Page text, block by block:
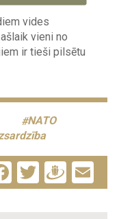
vides
vieni no
ir tieši pilsētu
NATO
Facebook
Twitter